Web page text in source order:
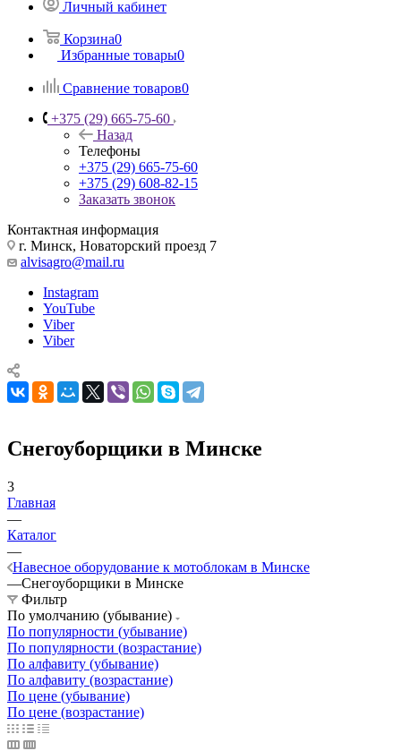
Личный кабинет
Корзина0
Избранные товары0
Сравнение товаров0
+375 (29) 665-75-60
Назад
Телефоны
+375 (29) 665-75-60
+375 (29) 608-82-15
Заказать звонок
Контактная информация
г. Минск, Новаторский проезд 7
alvisagro@mail.ru
Instagram
YouTube
Viber
Viber
Снегоуборщики в Минске
3
Главная
—
Каталог
—
Навесное оборудование к мотоблокам в Минске
—Снегоуборщики в Минске
Фильтр
По умолчанию (убывание)
По популярности (убывание)
По популярности (возрастание)
По алфавиту (убывание)
По алфавиту (возрастание)
По цене (убывание)
По цене (возрастание)